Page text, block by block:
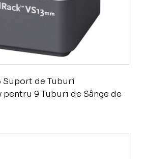
Suport de Tuburi
9 Tuburi de Sânge de